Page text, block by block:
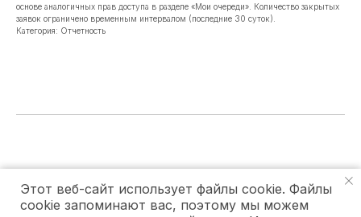
Этот веб-сайт использует файлы cookie. Файлы
cookie запоминают вас, поэтому мы можем
основе аналогичных прав доступа в разделе «Мои очереди». Количество закрытых
заявок ограничено временным интервалом (последние 30 суток).
Категория: Отчетность
Политика конфиденциальности |Правила использования cookie|Лицензия GNU
GPL|Оферта